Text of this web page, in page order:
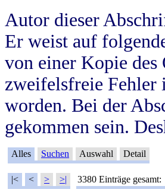
Autor dieser
Er weist auf
von einer Kopie
zweifelsfreie
worden. Bei der
gekommen sein.
Alles Suchen Auswahl Detail
|< < > >| 3380 Einträge gesamt: